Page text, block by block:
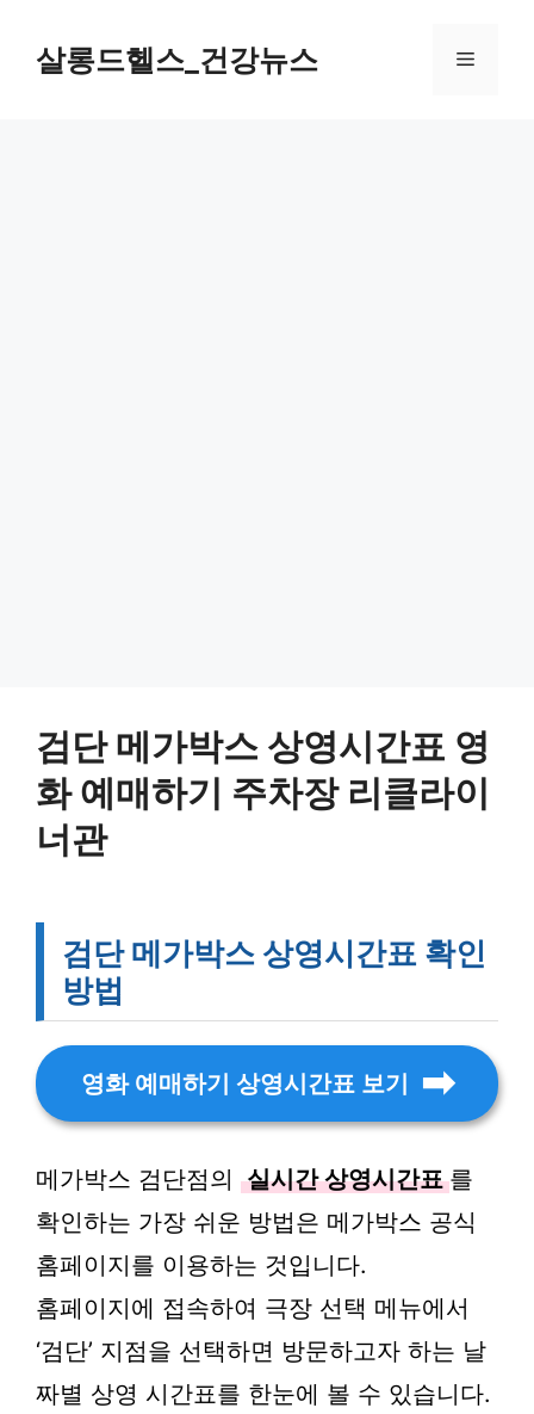
살롱드헬스_건강뉴스 메
검단 메가박스 상영시간표 영
화 예매하기 주차장 리클라이
너관
검단 메가박스 상영시간표 확인
방법
영화 예매하기 상영시간표 보기
메가박스 검단점의 실시간 상영시간표 를
확인하는 가장 쉬운 방법은 메가박스 공식
홈페이지를 이용하는 것입니다.
홈페이지에 접속하여 극장 선택 메뉴에서
‘검단’ 지점을 선택하면 방문하고자 하는 날
짜별 상영 시간표를 한눈에 볼 수 있습니다.